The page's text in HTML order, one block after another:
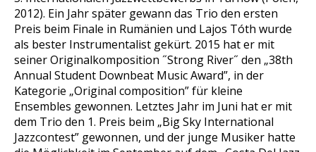
2012). Ein Jahr später gewann das Trio den ersten
Preis beim Finale in Rumänien und Lajos Tóth wurde
als bester Instrumentalist gekürt. 2015 hat er mit
seiner Originalkomposition ˝Strong River˝ den „38th
Annual Student Downbeat Music Award”, in der
Kategorie „Original composition” für kleine
Ensembles gewonnen. Letztes Jahr im Juni hat er mit
dem Trio den 1. Preis beim „Big Sky International
Jazzcontest” gewonnen, und der junge Musiker hatte